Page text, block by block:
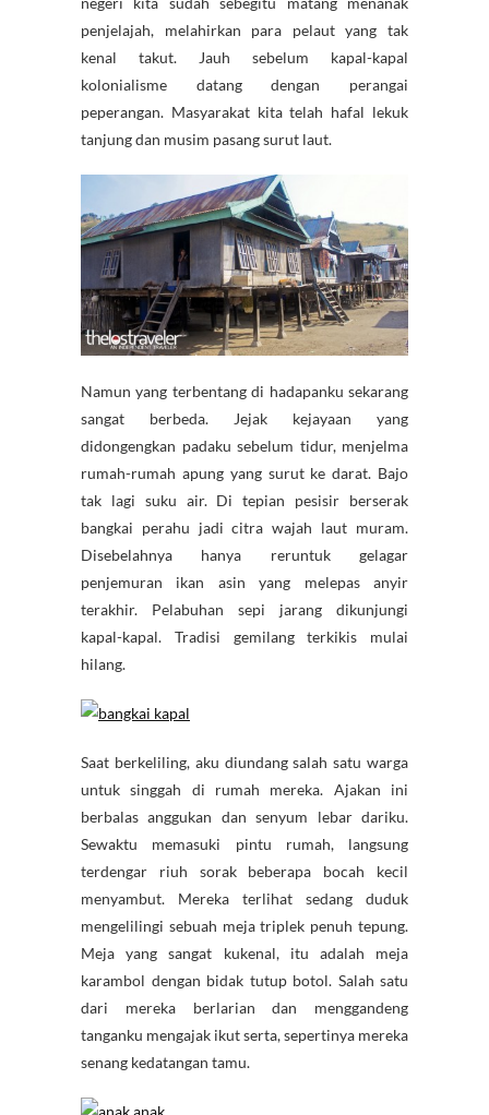
penjelajah, melahirkan para pelaut yang tak
kenal takut. Jauh sebelum kapal-kapal
kolonialisme datang dengan perangai
peperangan. Masyarakat kita telah hafal lekuk
tanjung dan musim pasang surut laut.
Namun yang terbentang di hadapanku sekarang
sangat berbeda. Jejak kejayaan yang
didongengkan padaku sebelum tidur, menjelma
rumah-rumah apung yang surut ke darat. Bajo
tak lagi suku air. Di tepian pesisir berserak
bangkai perahu jadi citra wajah laut muram.
Disebelahnya hanya reruntuk gelagar
penjemuran ikan asin yang melepas anyir
terakhir. Pelabuhan sepi jarang dikunjungi
kapal-kapal. Tradisi gemilang terkikis mulai
hilang.
Saat berkeliling, aku diundang salah satu warga
untuk singgah di rumah mereka. Ajakan ini
berbalas anggukan dan senyum lebar dariku.
Sewaktu memasuki pintu rumah, langsung
terdengar riuh sorak beberapa bocah kecil
menyambut. Mereka terlihat sedang duduk
mengelilingi sebuah meja triplek penuh tepung.
Meja yang sangat kukenal, itu adalah meja
karambol dengan bidak tutup botol. Salah satu
dari mereka berlarian dan menggandeng
tanganku mengajak ikut serta, sepertinya mereka
senang kedatangan tamu.